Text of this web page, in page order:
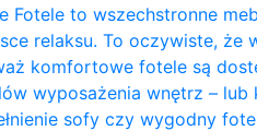
Fotele to wszechstronne
relaksu. To oczywiste, że
komfortowe fotele są
wyposażenia wnętrz – lub
sofy czy wygodny